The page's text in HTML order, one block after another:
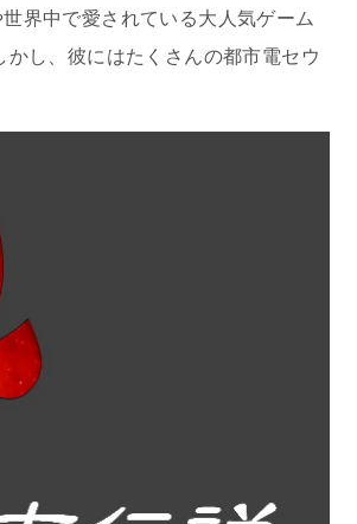
界中で愛されている大人気ゲーム
し、彼にはたくさんの都市電セウ